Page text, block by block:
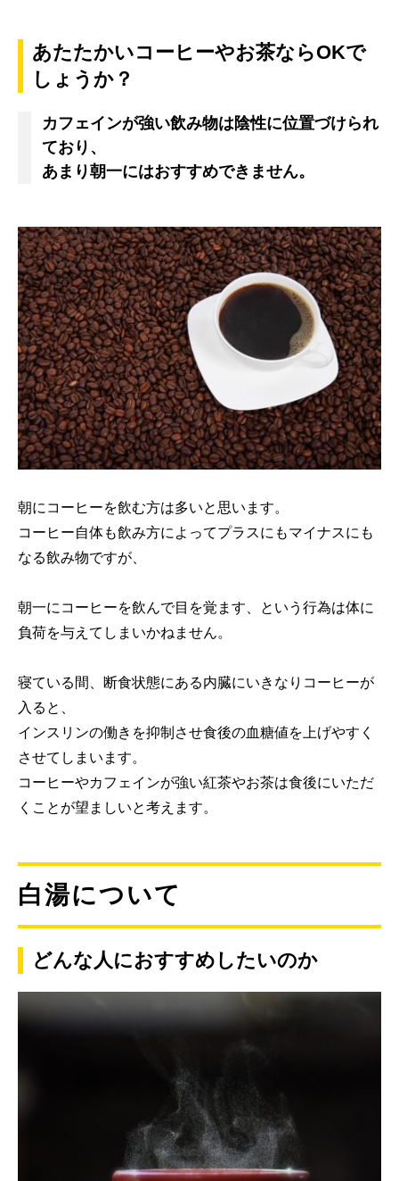
あたたかいコーヒーやお茶ならOKで
しょうか？
カフェインが強い飲み物は陰性に位置づけられ
ており、
あまり朝一にはおすすめできません。
朝にコーヒーを飲む方は多いと思います。
コーヒー自体も飲み方によってプラスにもマイナスにも
なる飲み物ですが、
朝一にコーヒーを飲んで目を覚ます、という行為は体に
負荷を与えてしまいかねません。
寝ている間、断食状態にある内臓にいきなりコーヒーが
入ると、
インスリンの働きを抑制させ食後の血糖値を上げやすく
させてしまいます。
コーヒーやカフェインが強い紅茶やお茶は食後にいただ
くことが望ましいと考えます。
白湯について
どんな人におすすめしたいのか